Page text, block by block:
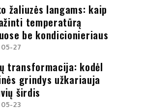
žaliuzės langams: kaip
temperatūrą
be kondicionieriaus
27
transformacija: kodėl
grindys užkariauja
širdis
23